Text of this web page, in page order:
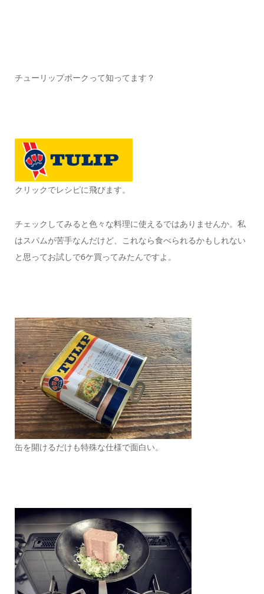
チューリップポークって知ってます？
クリックでレシピに飛びます。
チェックしてみると色々な料理に使えるではありませんか。私
はスパムが苦手なんだけど、これなら食べられるかもしれない
と思ってお試しで6ケ買ってみたんですよ。
缶を開けるだけも特殊な仕様で面白い。